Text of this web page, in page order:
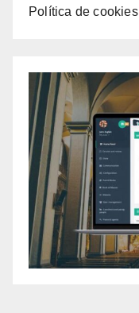
Política de cookies